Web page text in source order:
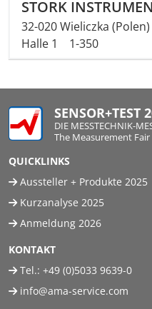
STORK
32-020 Wieliczka (Polen)
Halle 1
1-350
SENSOR+TEST
DIE MESSTECHNIK-
The Measurement Fair
QUICKLINKS
Aussteller + Produkte 2025
Kurzanalyse 2025
Anmeldung 2026
KONTAKT
Tel.: +49 (0)5033 9639-0
info@ama-service.com